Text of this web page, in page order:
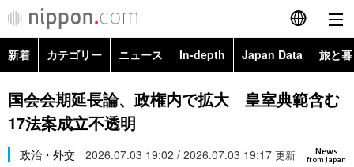
English
简体字
カテゴリー
新着 カテゴリー ニュース In-depth Japan Data 旅と
政治・外交
経済・ビジネス
Topics
国会会期延長論、政権内で拡大 皇室典範含む
17法案成立不透明
News
from Japan
政治・外交 2026.07.03 19:02 / 2026.07.03 19:17 更新